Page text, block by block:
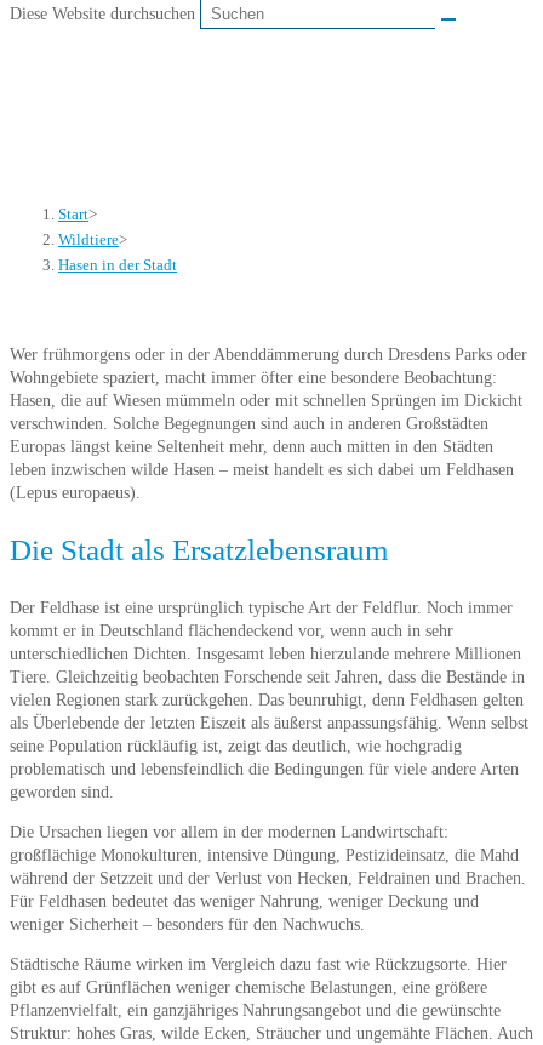
Diese Website durchsuchen
Start>
Wildtiere>
Hasen in der Stadt
Wer frühmorgens oder in der Abenddämmerung durch Dresdens Parks oder
Wohngebiete spaziert, macht immer öfter eine besondere Beobachtung:
Hasen, die auf Wiesen mümmeln oder mit schnellen Sprüngen im Dickicht
verschwinden. Solche Begegnungen sind auch in anderen Großstädten
Europas längst keine Seltenheit mehr, denn auch mitten in den Städten
leben inzwischen wilde Hasen – meist handelt es sich dabei um Feldhasen
(Lepus europaeus).
Die Stadt als Ersatzlebensraum
Der Feldhase ist eine ursprünglich typische Art der Feldflur. Noch immer
kommt er in Deutschland flächendeckend vor, wenn auch in sehr
unterschiedlichen Dichten. Insgesamt leben hierzulande mehrere Millionen
Tiere. Gleichzeitig beobachten Forschende seit Jahren, dass die Bestände in
vielen Regionen stark zurückgehen. Das beunruhigt, denn Feldhasen gelten
als Überlebende der letzten Eiszeit als äußerst anpassungsfähig. Wenn selbst
seine Population rückläufig ist, zeigt das deutlich, wie hochgradig
problematisch und lebensfeindlich die Bedingungen für viele andere Arten
geworden sind.
Die Ursachen liegen vor allem in der modernen Landwirtschaft:
großflächige Monokulturen, intensive Düngung, Pestizideinsatz, die Mahd
während der Setzzeit und der Verlust von Hecken, Feldrainen und Brachen.
Für Feldhasen bedeutet das weniger Nahrung, weniger Deckung und
weniger Sicherheit – besonders für den Nachwuchs.
Städtische Räume wirken im Vergleich dazu fast wie Rückzugsorte. Hier
gibt es auf Grünflächen weniger chemische Belastungen, eine größere
Pflanzenvielfalt, ein ganzjähriges Nahrungsangebot und die gewünschte
Struktur: hohes Gras, wilde Ecken, Sträucher und ungemähte Flächen. Auch